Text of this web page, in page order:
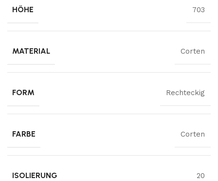
HÖHE 703
MATERIAL Corten
FORM Rechteckig
FARBE Corten
ISOLIERUNG 20